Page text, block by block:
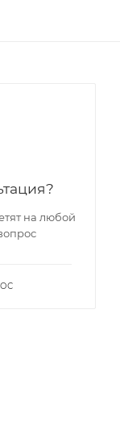
на любой